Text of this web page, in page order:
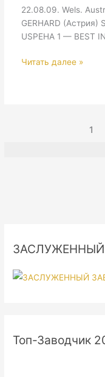
22.08.09. Wels.
GERHARD (Астрия)
USPEHA 1 — BEST
INTERNATIONAL
Читать далее »
1
Топ-Заводчик